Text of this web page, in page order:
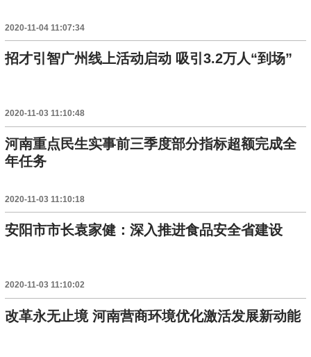
2020-11-04 11:07:34
招才引智广州线上活动启动 吸引3.2万人“到场”
2020-11-03 11:10:48
河南重点民生实事前三季度部分指标超额完成全
年任务
2020-11-03 11:10:18
安阳市市长袁家健：深入推进食品安全省建设
2020-11-03 11:10:02
改革永无止境 河南营商环境优化激活发展新动能